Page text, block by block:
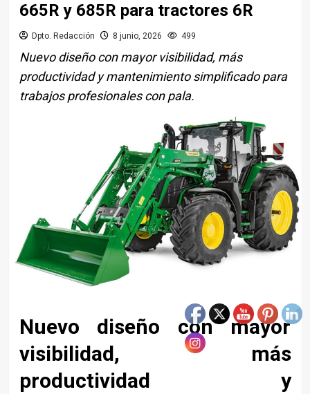
665R y 685R para tractores 6R
Dpto. Redacción 8 junio, 2026 499
Nuevo diseño con mayor visibilidad, más
productividad y mantenimiento simplificado para
trabajos profesionales con pala.
Nuevo diseño con mayor
visibilidad, más
productividad y